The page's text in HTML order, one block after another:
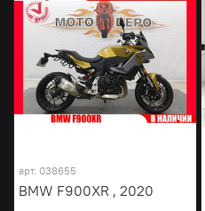
арт. 038655
BMW F900XR , 2020